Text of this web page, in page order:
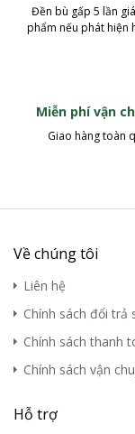
Đền bù gấp 5 lần
phẩm nếu phát hiện
Miễn phí vận
Giao hàng toàn
Về chúng tôi
Liên hệ
Chính sách đổi trả
Chính sách thanh
Chính sách vận
Hỗ trợ